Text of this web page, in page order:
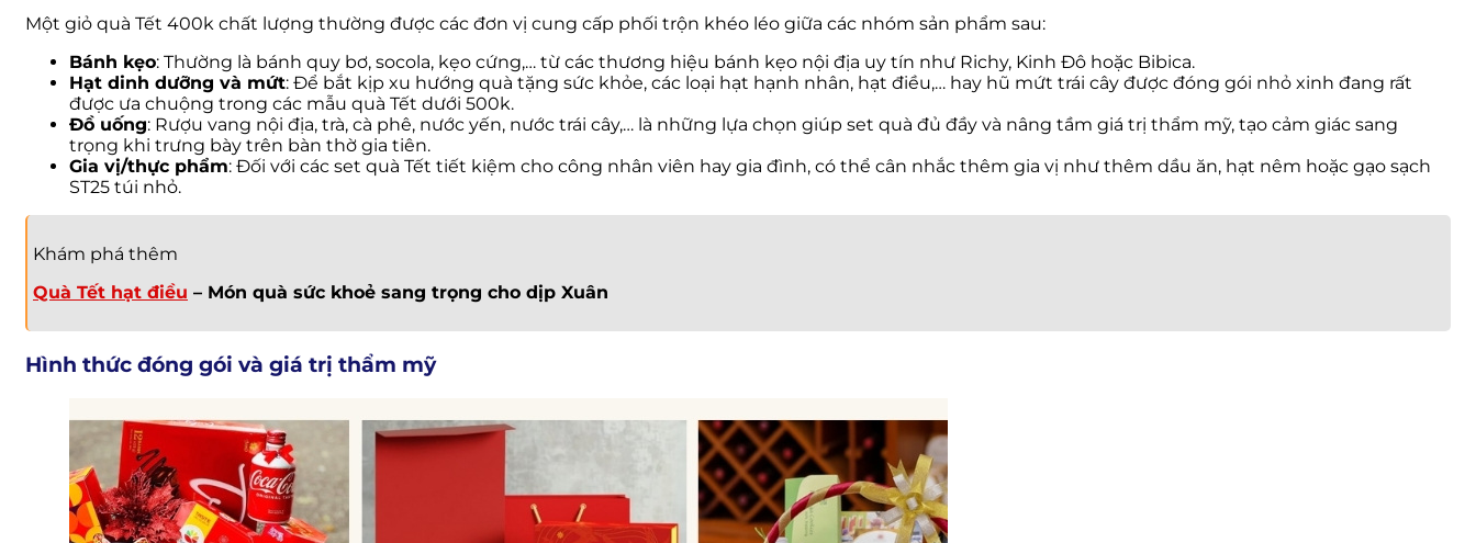
Một giỏ quà Tết 400k chất lượng thường được các đơn vị cung cấp phối trộn khéo léo giữa các nhóm sản phẩm sau:
Bánh kẹo: Thường là bánh quy bơ, socola, kẹo cứng,… từ các thương hiệu bánh kẹo nội địa uy tín như Richy, Kinh Đô hoặc Bibica.
Hạt dinh dưỡng và mứt: Để bắt kịp xu hướng quà tặng sức khỏe, các loại hạt hạnh nhân, hạt điều,… hay hũ mứt trái cây được đóng gói nhỏ xinh đang rất
được ưa chuộng trong các mẫu quà Tết dưới 500k.
Đồ uống: Rượu vang nội địa, trà, cà phê, nước yến, nước trái cây,… là những lựa chọn giúp set quà đủ đầy và nâng tầm giá trị thẩm mỹ, tạo cảm giác sang
trọng khi trưng bày trên bàn thờ gia tiên.
Gia vị/thực phẩm: Đối với các set quà Tết tiết kiệm cho công nhân viên hay gia đình, có thể cân nhắc thêm gia vị như thêm dầu ăn, hạt nêm hoặc gạo sạch
ST25 túi nhỏ.
Khám phá thêm
Quà Tết hạt điều – Món quà sức khoẻ sang trọng cho dịp Xuân
Hình thức đóng gói và giá trị thẩm mỹ